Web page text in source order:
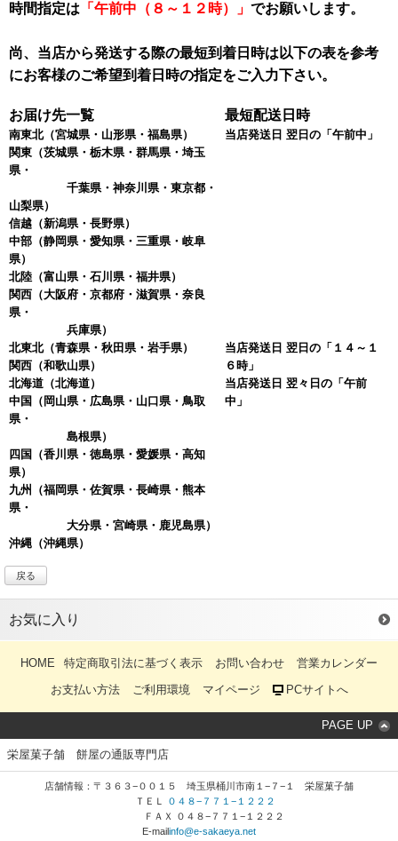
時間指定は 「午前中（８～１２時）」 でお願いします。
尚、当店から発送する際の最短到着日時は以下の表を参考
にお客様のご希望到着日時の指定をご入力下さい。
お届け先一覧 最短配送日時
南東北（宮城県・山形県・福島県）
関東 （茨城県・栃木県・群馬県・埼玉
県・
千葉県・神奈川県・東京都・
山梨県）
信越 （新潟県・長野県）
中部 （静岡県・愛知県・三重県・岐阜
県）
北陸 （富山県・石川県・福井県）
関西 （大阪府・京都府・滋賀県・奈良
県・
兵庫県）
当店発送日 翌日の「午前中」
北東北（青森県・秋田県・岩手県）
関西 （和歌山県）
当店発送日 翌日の「１４～１
６時」
北海道 （北海道）
中国
（岡山県・広島県・山口県・鳥取
県・
島根県）
四国
（香川県・徳島県・愛媛県・高知
県）
九州（福岡県・佐賀県・長崎県・熊本
県・
大分県・宮崎県・鹿児島県）
沖縄 （沖縄県）
当店発送日 翌々日の「午前
中」
戻る
お気に入り
HOME 特定商取引法に基づく表示 お問い合わせ
営業カレンダー
お支払い方法
ご利用環境 マイページ PCサイトへ
PAGE UP
栄屋菓子舗 餅屋の通販専門店
店舗情報：〒３６３−００１５ 埼玉県桶川市南１−７−１ 栄屋菓子舗
ＴＥＬ
０４８−７７１−１２２２
ＦＡＸ ０４８−７７１−１２２２
E-mailinfo@e-sakaeya.net